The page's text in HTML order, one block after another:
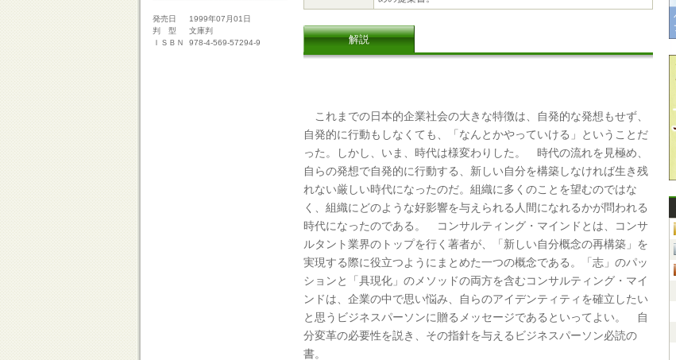
発売日
1999年07月01日
判 型
文庫判
ＩＳＢＮ
978-4-569-57294-9 解説
これまでの日本的企業社会の大きな特徴は、自発的な発想もせず、
自発的に行動もしなくても、「なんとかやっていける」ということだ
った。しかし、いま、時代は様変わりした。 時代の流れを見極め、
自らの発想で自発的に行動する、新しい自分を構築しなければ生き残
れない厳しい時代になったのだ。組織に多くのことを望むのではな
く、組織にどのような好影響を与えられる人間になれるかが問われる
時代になったのである。 コンサルティング・マインドとは、コンサ
ルタント業界のトップを行く著者が、「新しい自分概念の再構築」を
実現する際に役立つようにまとめた一つの概念である。「志」のパッ
ションと「具現化」のメソッドの両方を含むコンサルティング・マイ
ンドは、企業の中で思い悩み、自らのアイデンティティを確立したい
と思うビジネスパーソンに贈るメッセージであるといってよい。 自
分変革の必要性を説き、その指針を与えるビジネスパーソン必読の
書。